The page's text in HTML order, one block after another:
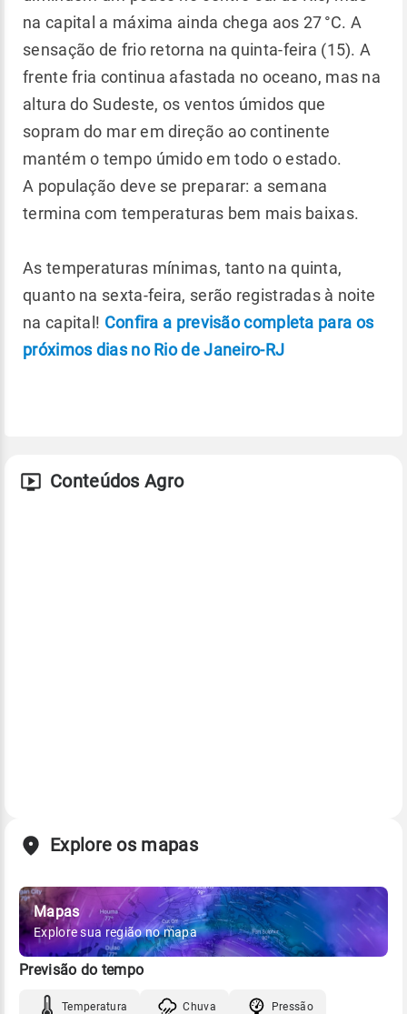
na capital a máxima ainda chega aos 27 °C. A
sensação de frio retorna na quinta-feira (15). A
frente fria continua afastada no oceano, mas na
altura do Sudeste, os ventos úmidos que
sopram do mar em direção ao continente
mantém o tempo úmido em todo o estado.
A população deve se preparar: a semana
termina com temperaturas bem mais baixas.
As temperaturas mínimas, tanto na quinta,
quanto na sexta-feira, serão registradas à noite
na capital! Confira a previsão completa para os
próximos dias no Rio de Janeiro-RJ
Conteúdos Agro
Explore os mapas
Mapas
Explore sua região no mapa
Previsão do tempo
Temperatura Chuva Pressão